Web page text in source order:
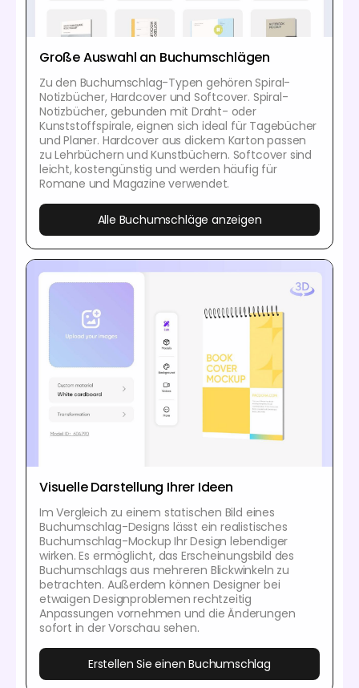
Große Auswahl an Buchumschlägen
Zu den Buchumschlag-Typen gehören Spiral-
Notizbücher, Hardcover und Softcover. Spiral-
Notizbücher, gebunden mit Draht- oder
Kunststoffspirale, eignen sich ideal für Tagebücher
und Planer. Hardcover aus dickem Karton passen
zu Lehrbüchern und Kunstbüchern. Softcover sind
leicht, kostengünstig und werden häufig für
Romane und Magazine verwendet.
Alle Buchumschläge anzeigen
Visuelle Darstellung Ihrer Ideen
Im Vergleich zu einem statischen Bild eines
Buchumschlag-Designs lässt ein realistisches
Buchumschlag-Mockup Ihr Design lebendiger
wirken. Es ermöglicht, das Erscheinungsbild des
Buchumschlags aus mehreren Blickwinkeln zu
betrachten. Außerdem können Designer bei
etwaigen Designproblemen rechtzeitig
Anpassungen vornehmen und die Änderungen
sofort in der Vorschau sehen.
Erstellen Sie einen Buchumschlag